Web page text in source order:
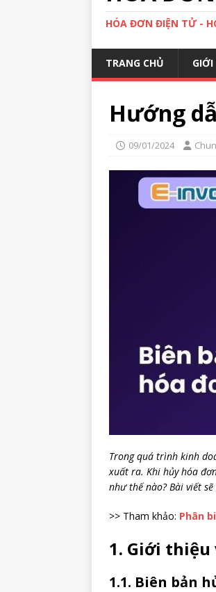
HÓA ĐƠN ĐIỆN TỬ -
TRANG CHỦ GIỚI
Hướng
09/01/2024
Trong quá trình kinh
xuất ra. Khi hủy hóa
như thế nào? Bài viết
>> Tham khảo: Phân
1. Giới thiệu
1.1. Biên bản